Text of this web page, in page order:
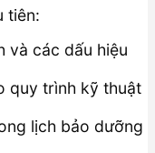
tiên:
và các dấu hiệu
quy trình kỹ thuật
lịch bảo dưỡng